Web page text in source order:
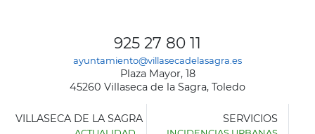
925 27 80 11
ayuntamiento@villasecadelasagra.es
Plaza Mayor, 18
45260 Villaseca de la Sagra, Toledo
VILLASECA DE LA SAGRA SERVICIOS